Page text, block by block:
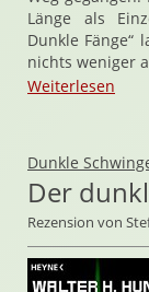
Länge als
Dunkle
nichts weniger
Weiterlesen
Dunkle
Der
Rezension von